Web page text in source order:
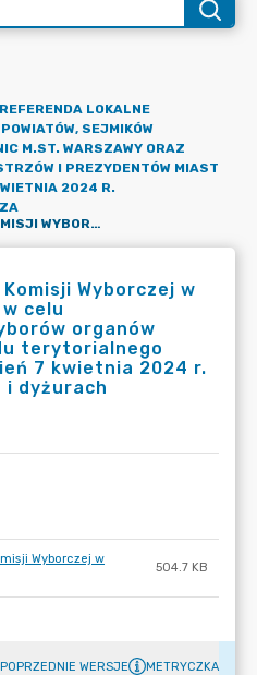
LOKALNE
SEJMIKÓW
M.ST. WARSZAWY ORAZ
I PREZYDENTÓW MIAST
2024 R.
INFORMACJA MIEJSKIEJ KOMISJI WYBORCZEJ W PULTUSKU POWOŁANEJ W CELU PRZEPROWADZENIA WYBORÓW ORGANÓW JEDNOSTEK SAMORZĄDU TERYTORIALNEGO ZARZĄDZONYCH NA DZIEŃ 7 KWIETNIA 2024 R. O SKŁADZIE, SIEDZIBIE I DYŻURACH
Wyborczej w
celu
organów
terytorialnego
7 kwietnia 2024 r.
i dyżurach
Wyborczej w
504.7 KB
POPRZEDNIE WERSJE METRYCZKA